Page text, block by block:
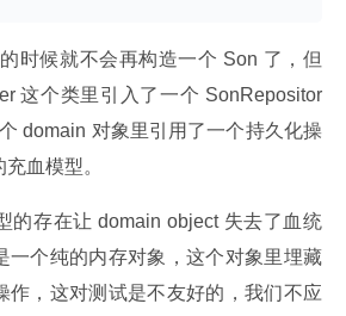
时候就不会再构造一个 Son 了，但
这个类里引入了一个 SonRepositor
domain 对象里引用了一个持久化操
血模型。
的存在让 domain object 失去了血统
一个纯的内存对象，这个对象里埋藏
作，这对测试是不友好的，我们不应